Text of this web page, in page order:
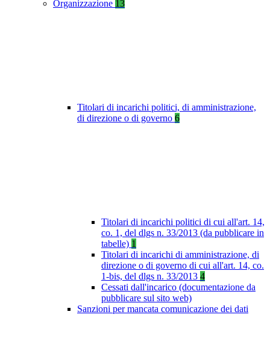
Organizzazione 13
Titolari di incarichi politici, di amministrazione,
di direzione o di governo 6
Titolari di incarichi politici di cui all'art. 14,
co. 1, del dlgs n. 33/2013 (da pubblicare in
tabelle) 1
Titolari di incarichi di amministrazione, di
direzione o di governo di cui all'art. 14, co.
1-bis, del dlgs n. 33/2013 4
Cessati dall'incarico (documentazione da
pubblicare sul sito web)
Sanzioni per mancata comunicazione dei dati